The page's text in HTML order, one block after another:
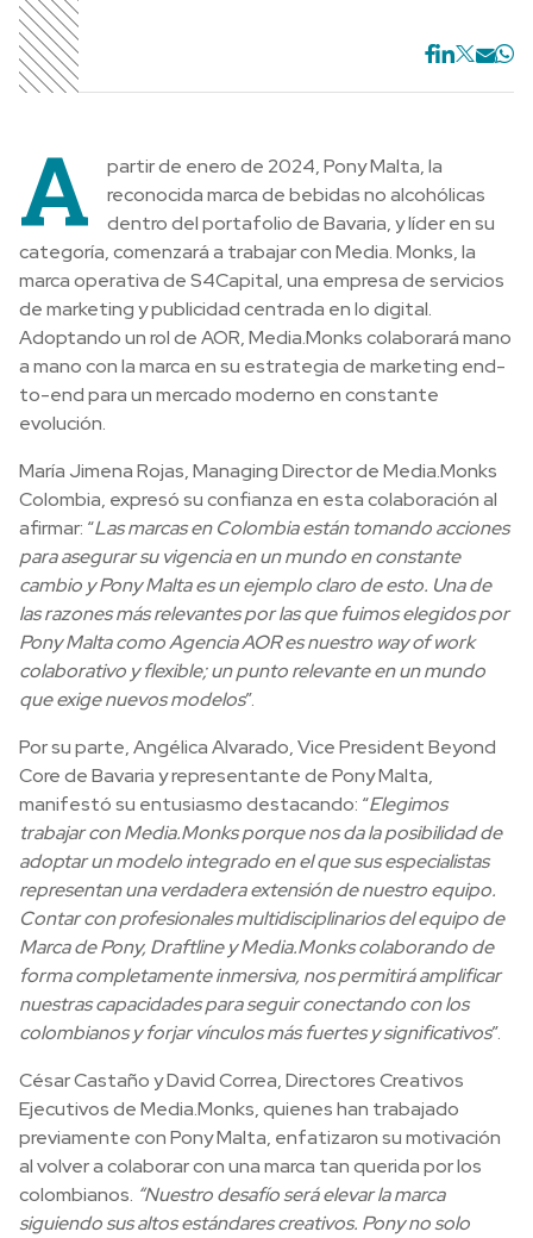
A
partir de enero de 2024, Pony Malta, la
reconocida marca de bebidas no alcohólicas
dentro del portafolio de Bavaria, y líder en su
categoría, comenzará a trabajar con Media. Monks, la
marca operativa de S4Capital, una empresa de servicios
de marketing y publicidad centrada en lo digital.
Adoptando un rol de AOR, Media.Monks colaborará mano
a mano con la marca en su estrategia de marketing end-
to-end para un mercado moderno en constante
evolución.
María Jimena Rojas, Managing Director de Media.Monks
Colombia, expresó su confianza en esta colaboración al
afirmar: “Las marcas en Colombia están tomando acciones
para asegurar su vigencia en un mundo en constante
cambio y Pony Malta es un ejemplo claro de esto. Una de
las razones más relevantes por las que fuimos elegidos por
Pony Malta como Agencia AOR es nuestro way of work
colaborativo y flexible; un punto relevante en un mundo
que exige nuevos modelos”.
Por su parte, Angélica Alvarado, Vice President Beyond
Core de Bavaria y representante de Pony Malta,
manifestó su entusiasmo destacando: “Elegimos
trabajar con Media.Monks porque nos da la posibilidad de
adoptar un modelo integrado en el que sus especialistas
representan una verdadera extensión de nuestro equipo.
Contar con profesionales multidisciplinarios del equipo de
Marca de Pony, Draftline y Media.Monks colaborando de
forma completamente inmersiva, nos permitirá amplificar
nuestras capacidades para seguir conectando con los
colombianos y forjar vínculos más fuertes y significativos”.
César Castaño y David Correa, Directores Creativos
Ejecutivos de Media.Monks, quienes han trabajado
previamente con Pony Malta, enfatizaron su motivación
al volver a colaborar con una marca tan querida por los
colombianos. “Nuestro desafío será elevar la marca
siguiendo sus altos estándares creativos. Pony no solo